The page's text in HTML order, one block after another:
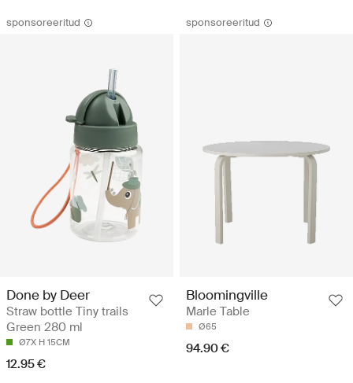
sponsoreeritud
Done by Deer
Straw bottle Tiny trails
Green 280 ml
Ø7X H 15CM
12.95 €
sponsoreeritud
Bloomingville
Marle Table
Ø65
94.90 €